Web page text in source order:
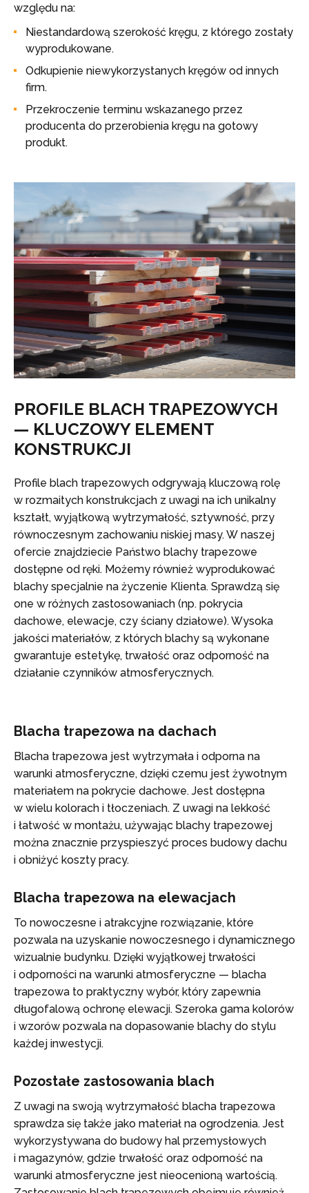
względu na:
Niestandardową szerokość kręgu, z którego zostały
wyprodukowane.
Odkupienie niewykorzystanych kręgów od innych
firm.
Przekroczenie terminu wskazanego przez
producenta do przerobienia kręgu na gotowy
produkt.
PROFILE BLACH TRAPEZOWYCH
— KLUCZOWY ELEMENT
KONSTRUKCJI
Profile blach trapezowych odgrywają kluczową rolę
w rozmaitych konstrukcjach z uwagi na ich unikalny
kształt, wyjątkową wytrzymałość, sztywność, przy
równoczesnym zachowaniu niskiej masy. W naszej
ofercie znajdziecie Państwo blachy trapezowe
dostępne od ręki. Możemy również wyprodukować
blachy specjalnie na życzenie Klienta. Sprawdzą się
one w różnych zastosowaniach (np. pokrycia
dachowe, elewacje, czy ściany działowe). Wysoka
jakości materiałów, z których blachy są wykonane
gwarantuje estetykę, trwałość oraz odporność na
działanie czynników atmosferycznych.
Blacha trapezowa na dachach
Blacha trapezowa jest wytrzymała i odporna na
warunki atmosferyczne, dzięki czemu jest żywotnym
materiałem na pokrycie dachowe. Jest dostępna
w wielu kolorach i tłoczeniach. Z uwagi na lekkość
i łatwość w montażu, używając blachy trapezowej
można znacznie przyspieszyć proces budowy dachu
i obniżyć koszty pracy.
Blacha trapezowa na elewacjach
To nowoczesne i atrakcyjne rozwiązanie, które
pozwala na uzyskanie nowoczesnego i dynamicznego
wizualnie budynku. Dzięki wyjątkowej trwałości
i odporności na warunki atmosferyczne — blacha
trapezowa to praktyczny wybór, który zapewnia
długofalową ochronę elewacji. Szeroka gama kolorów
i wzorów pozwala na dopasowanie blachy do stylu
każdej inwestycji.
Pozostałe zastosowania blach
Z uwagi na swoją wytrzymałość blacha trapezowa
sprawdza się także jako materiał na ogrodzenia. Jest
wykorzystywana do budowy hal przemysłowych
i magazynów, gdzie trwałość oraz odporność na
warunki atmosferyczne jest nieocenioną wartością.